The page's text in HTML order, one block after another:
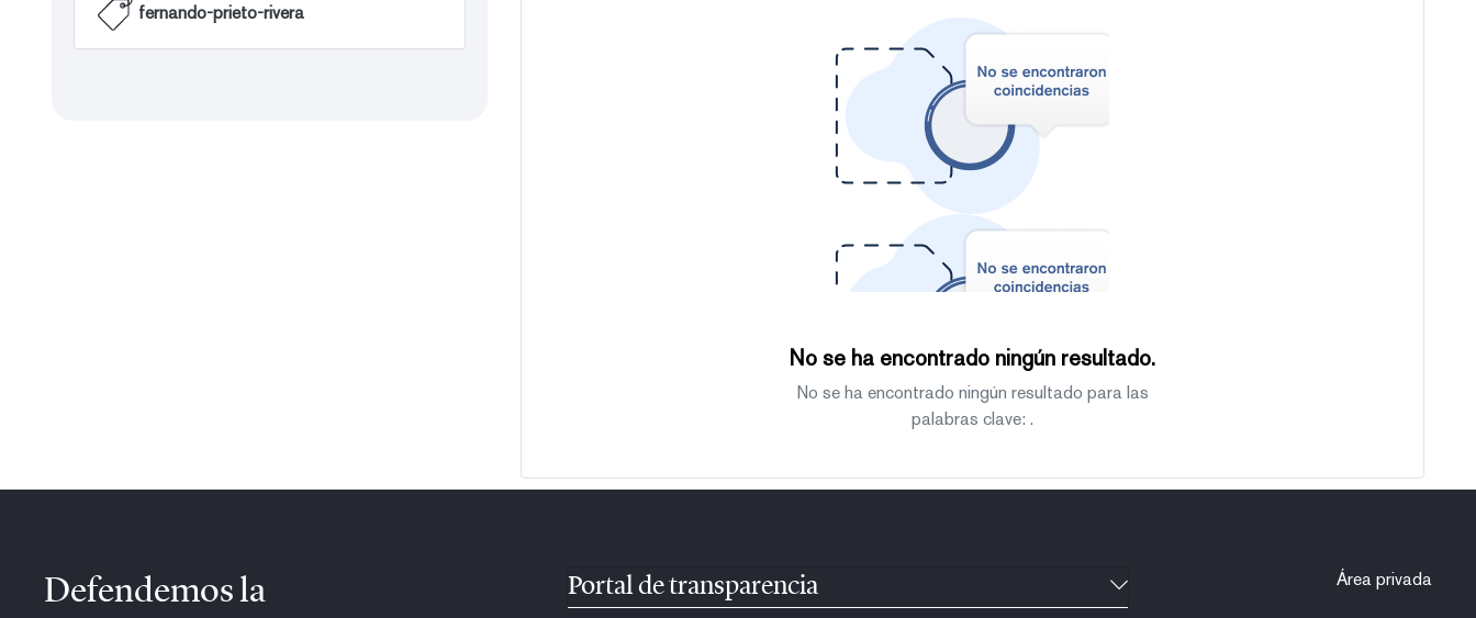
fernando-prieto-rivera
No se ha encontrado ningún resultado.
No se ha encontrado ningún resultado para las
palabras clave: .
Defendemos la Área privada
Portal de transparencia